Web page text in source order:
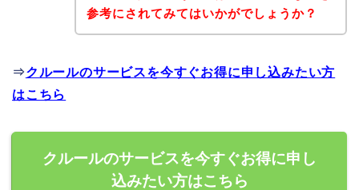
参考にされてみてはいかがでしょうか？
⇒クルールのサービスを今すぐお得に申し込みたい方
はこちら
クルールのサービスを今すぐお得に申し
込みたい方はこちら